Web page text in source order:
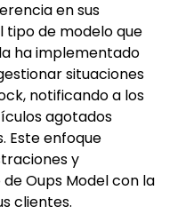
en sus
de modelo que
ha implementado
situaciones
notificando a los
agotados
Este enfoque
y
Oups Model con la
clientes.